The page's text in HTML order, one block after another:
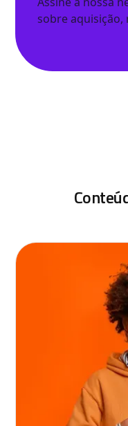
sobre aquisição,